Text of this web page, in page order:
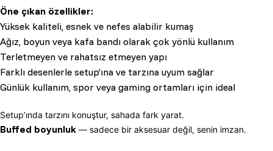
Öne çıkan özellikler:
Yüksek kaliteli, esnek ve nefes alabilir kumaş
Ağız, boyun veya kafa bandı olarak çok yönlü kullanım
Terletmeyen ve rahatsız etmeyen yapı
Farklı desenlerle setup’ına ve tarzına uyum sağlar
Günlük kullanım, spor veya gaming ortamları için ideal
Setup’ında tarzını konuştur, sahada fark yarat.
Buffed boyunluk — sadece bir aksesuar değil, senin imzan.